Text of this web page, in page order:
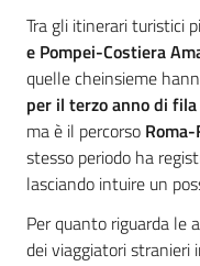
Tra gli itinerari turistici
e Pompei-Costiera
quelle cheinsieme
per il terzo anno di fila
ma è il percorso
stesso periodo ha
lasciando intuire un
Per quanto riguarda le
dei viaggiatori stranieri